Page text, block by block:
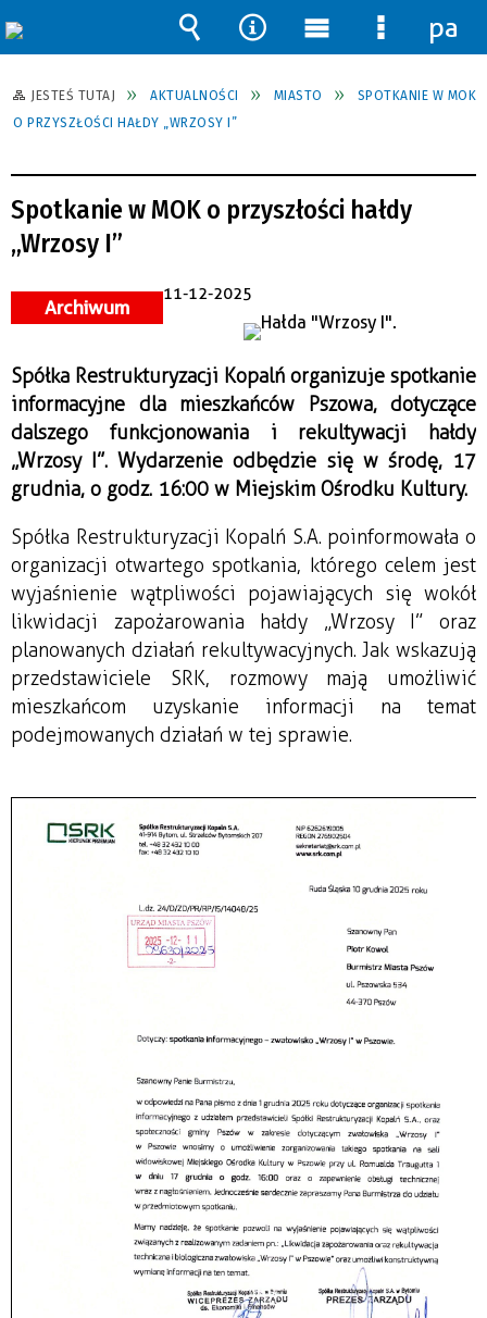
JESTEŚ TUTAJ AKTUALNOŚCI MIASTO
SPOTKANIE W MOK
O PRZYSZŁOŚCI HAŁDY „WRZOSY I”
Spotkanie w MOK o przyszłości hałdy
„Wrzosy I”
Archiwum
11-12-2025
Spółka Restrukturyzacji Kopalń organizuje spotkanie
informacyjne dla mieszkańców Pszowa, dotyczące
dalszego funkcjonowania i rekultywacji hałdy
„Wrzosy I”. Wydarzenie odbędzie się w środę, 17
grudnia, o godz. 16:00 w Miejskim Ośrodku Kultury.
Spółka Restrukturyzacji Kopalń S.A. poinformowała o
organizacji otwartego spotkania, którego celem jest
wyjaśnienie wątpliwości pojawiających się wokół
likwidacji zapożarowania hałdy „Wrzosy I” oraz
planowanych działań rekultywacyjnych. Jak wskazują
przedstawiciele SRK, rozmowy mają umożliwić
mieszkańcom uzyskanie informacji na temat
podejmowanych działań w tej sprawie.
Wyszukiwarka
Narzędzia
Menu
główne
Menu